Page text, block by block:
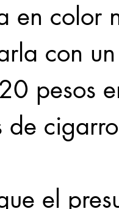
en color
con
pesos
el